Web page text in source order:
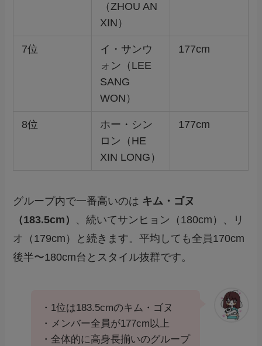
（ZHOU AN
XIN）
7位
イ・サンウ
ォン（LEE
SANG
WON）
177cm
8位
ホー・シン
ロン（HE
XIN LONG）
177cm
グループ内で一番高いのは キム・ゴヌ
（183.5cm） 、続いてサンヒョン（180cm）、リ
オ（179cm）と続きます。平均しても全員170cm
後半〜180cm台とスタイル抜群です。
・1位は183.5cmのキム・ゴヌ
・メンバー全員が177cm以上
・全体的に高身長揃いのグループ